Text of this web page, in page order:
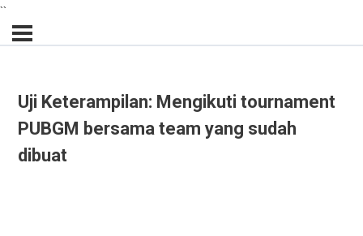
``
Uji Keterampilan: Mengikuti tournament
PUBGM bersama team yang sudah
dibuat